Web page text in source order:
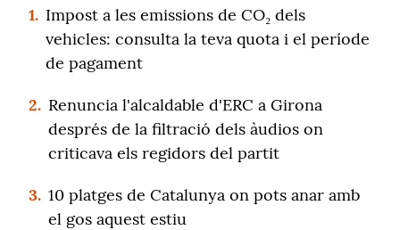
1. Impost a les emissions de CO₂ dels
vehicles: consulta la teva quota i el període
de pagament
2. Renuncia l'alcaldable d'ERC a Girona
després de la filtració dels àudios on
criticava els regidors del partit
3. 10 platges de Catalunya on pots anar amb
el gos aquest estiu